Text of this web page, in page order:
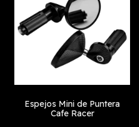
Espejos Mini de Puntera
Cafe Racer